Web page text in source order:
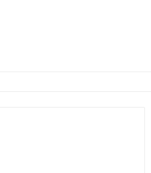
और बुनियादी सुविधाओं को प्राथमिकता देने के दिए निर्देश